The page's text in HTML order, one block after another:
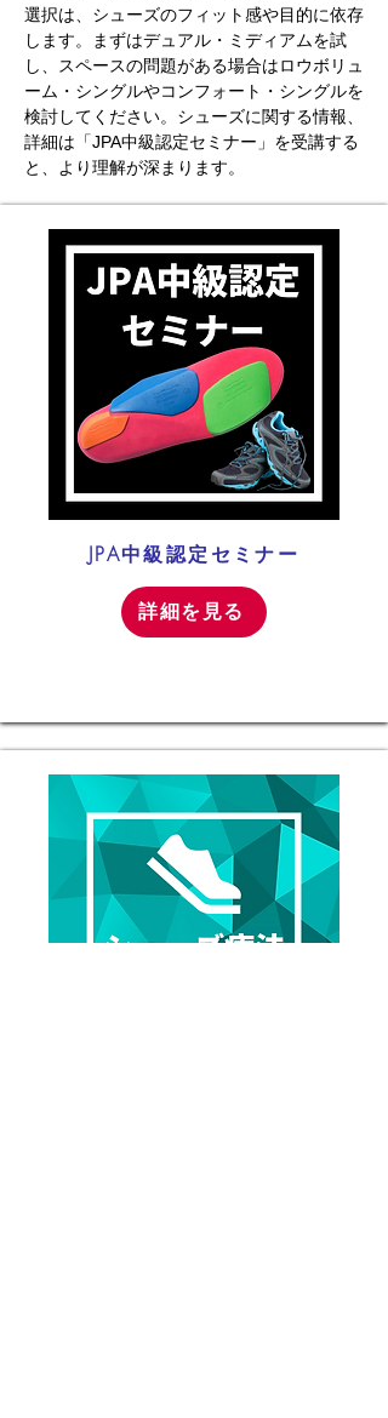
選択は、シューズのフィット感や目的に依存
します。まずはデュアル・ミディアムを試
し、スペースの問題がある場合はロウボリュ
ーム・シングルやコンフォート・シングルを
検討してください。シューズに関する情報、
詳細は「JPA中級認定セミナー」を受講する
と、より理解が深まります。
JPA中級認定セミナー
詳細を見る